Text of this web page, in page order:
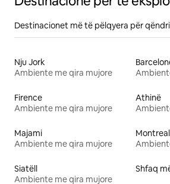
Destinacionet më të pëlqyera për
Nju Jork
Ambiente me qira mujore
Firence
Ambiente me qira mujore
Athinë
Majami
Ambiente me qira mujore
Montreal
Siatëll
Ambiente me qira mujore
Shfaq